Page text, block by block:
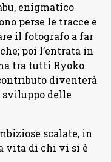
enigmatico
perse le tracce e
il fotografo a far
poi l’entrata in
tra tutti Ryoko
diventerà
delle
scalate, in
vita di chi vi si è